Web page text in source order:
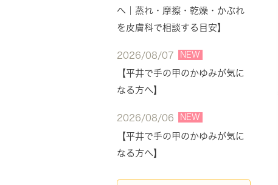
へ｜蒸れ・摩擦・乾燥・かぶれ
を皮膚科で相談する目安】
2026/08/07 NEW
【平井で手の甲のかゆみが気に
なる方へ】
2026/08/06 NEW
【平井で手の甲のかゆみが気に
なる方へ】